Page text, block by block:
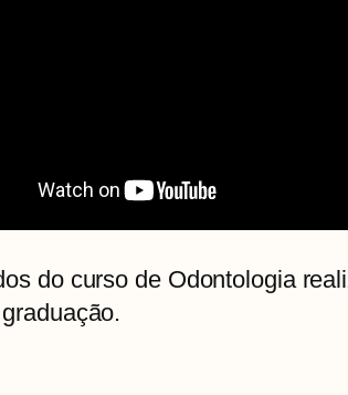
do curso de Odontologia